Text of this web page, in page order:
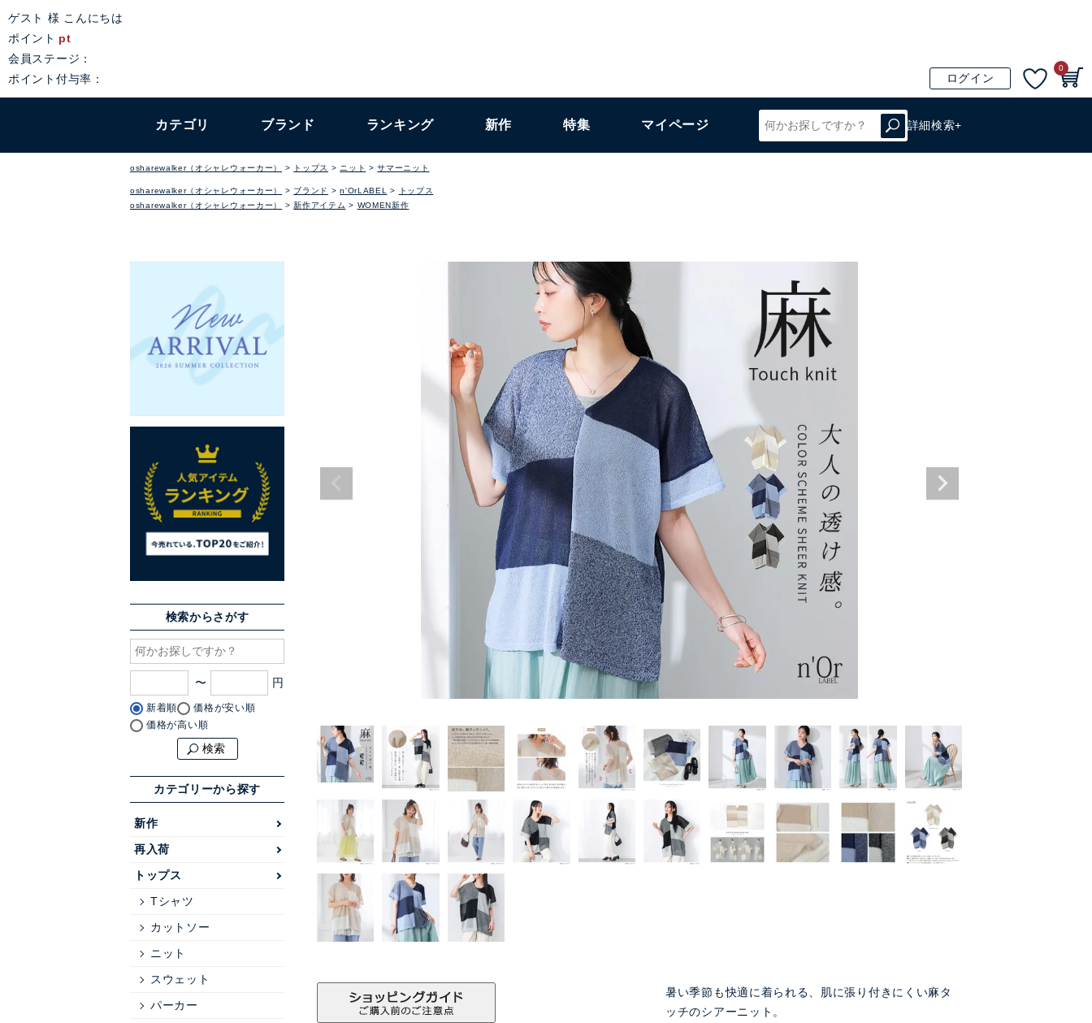
ゲスト 様 こんにちは
ポイント pt
会員ステージ：
ポイント付与率：
ログイン
0
カテゴリ ブランド ランキング 新作 特集 マイページ 詳細検索+
osharewalker（オシャレウォーカー） トップス ニット サマーニット
osharewalker（オシャレウォーカー） ブランド n'OrLABEL
トップス
osharewalker（オシャレウォーカー）
新作アイテム WOMEN新作
検索からさがす
〜
新着順
価格が安い順
価格が高い順
検索
カテゴリーから探す
新作
再入荷
トップス
Tシャツ
カットソー
ニット
スウェット
パーカー
暑い季節も快適に着られる、肌に張り付きにくい麻タ
ッチのシアーニット。